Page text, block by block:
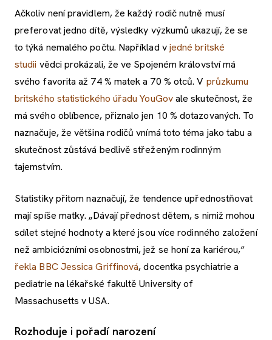
Ačkoliv není pravidlem, že každý rodič nutně musí
preferovat jedno dítě, výsledky výzkumů ukazují, že se
to týká nemalého počtu. Například vjedné britské
studii vědci prokázali, že ve Spojeném království má
svého favorita až 74 % matek a 70 % otců. V průzkumu
britského statistického úřadu YouGovale skutečnost, že
má svého oblíbence, přiznalo jen 10 % dotazovaných. To
naznačuje, že většina rodičů vnímá toto téma jako tabu a
skutečnost zůstává bedlivě střeženým rodinným
tajemstvím.
Statistiky přitom naznačují, že tendence upřednostňovat
mají spíše matky. „Dávají přednost dětem, s nimiž mohou
sdílet stejné hodnoty a které jsou více rodinného založení
než ambiciózními osobnostmi, jež se honí za kariérou,“
řekla BBC Jessica Griffinová, docentka psychiatrie a
pediatrie na lékařské fakultě University of
Massachusetts v USA.
Rozhoduje i pořadí narození